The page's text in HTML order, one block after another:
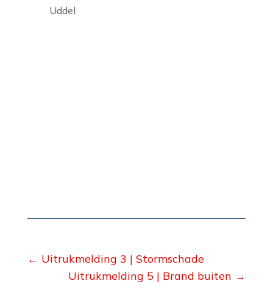
Uddel
← Uitrukmelding 3 | Stormschade
Uitrukmelding 5 | Brand buiten →